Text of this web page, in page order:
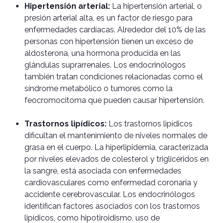
Hipertensión arterial: La hipertensión arterial, o
presión arterial alta, es un factor de riesgo para
enfermedades cardíacas. Alrededor del 10% de las
personas con hipertensión tienen un exceso de
aldosterona, una hormona producida en las
glándulas suprarrenales. Los endocrinólogos
también tratan condiciones relacionadas como el
síndrome metabólico o tumores como la
feocromocitoma que pueden causar hipertensión.
Trastornos lipídicos: Los trastornos lipídicos
dificultan el mantenimiento de niveles normales de
grasa en el cuerpo. La hiperlipidemia, caracterizada
por niveles elevados de colesterol y triglicéridos en
la sangre, está asociada con enfermedades
cardiovasculares como enfermedad coronaria y
accidente cerebrovascular. Los endocrinólogos
identifican factores asociados con los trastornos
lipídicos, como hipotiroidismo, uso de